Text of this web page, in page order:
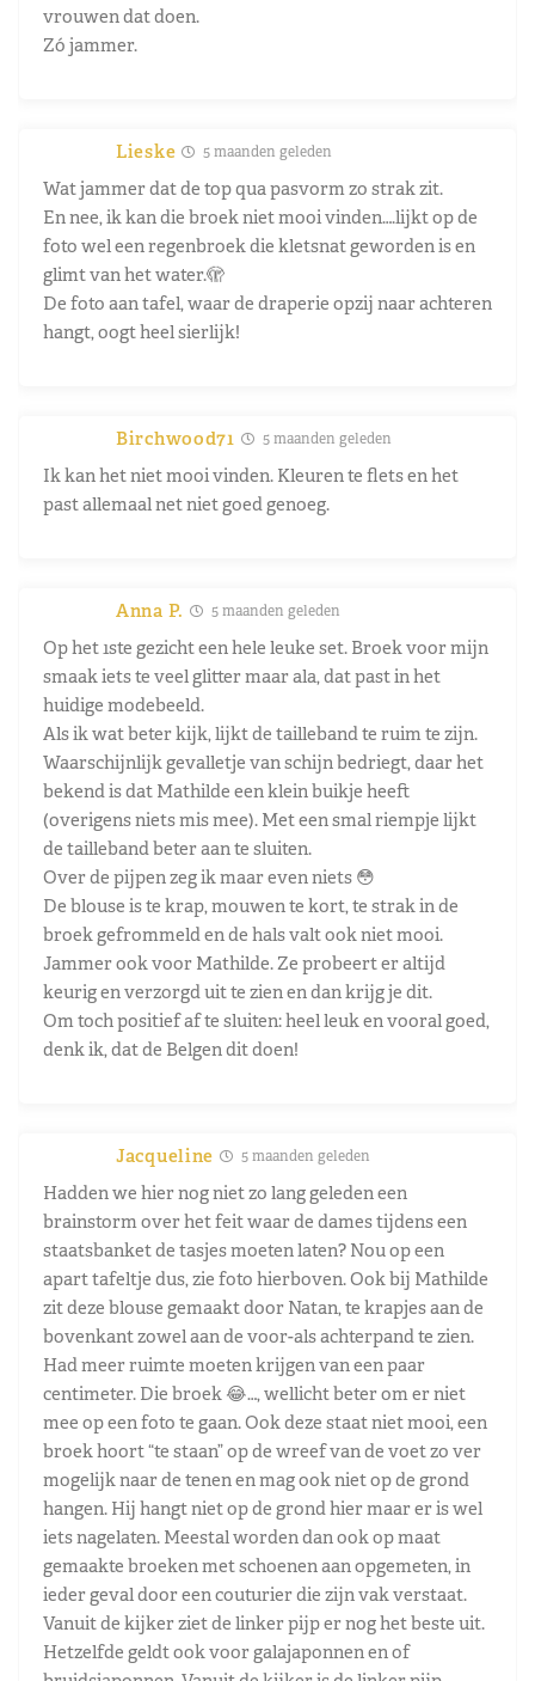
vrouwen dat doen.
Zó jammer.
Lieske 5 maanden geleden
Wat jammer dat de top qua pasvorm zo strak zit.
En nee, ik kan die broek niet mooi vinden….lijkt op de
foto wel een regenbroek die kletsnat geworden is en
glimt van het water.🫣
De foto aan tafel, waar de draperie opzij naar achteren
hangt, oogt heel sierlijk!
Birchwood71 5 maanden geleden
Ik kan het niet mooi vinden. Kleuren te flets en het
past allemaal net niet goed genoeg.
Anna P. 5 maanden geleden
Op het 1ste gezicht een hele leuke set. Broek voor mijn
smaak iets te veel glitter maar ala, dat past in het
huidige modebeeld.
Als ik wat beter kijk, lijkt de tailleband te ruim te zijn.
Waarschijnlijk gevalletje van schijn bedriegt, daar het
bekend is dat Mathilde een klein buikje heeft
(overigens niets mis mee). Met een smal riempje lijkt
de tailleband beter aan te sluiten.
Over de pijpen zeg ik maar even niets 😳
De blouse is te krap, mouwen te kort, te strak in de
broek gefrommeld en de hals valt ook niet mooi.
Jammer ook voor Mathilde. Ze probeert er altijd
keurig en verzorgd uit te zien en dan krijg je dit.
Om toch positief af te sluiten: heel leuk en vooral goed,
denk ik, dat de Belgen dit doen!
Jacqueline 5 maanden geleden
Hadden we hier nog niet zo lang geleden een
brainstorm over het feit waar de dames tijdens een
staatsbanket de tasjes moeten laten? Nou op een
apart tafeltje dus, zie foto hierboven. Ook bij Mathilde
zit deze blouse gemaakt door Natan, te krapjes aan de
bovenkant zowel aan de voor-als achterpand te zien.
Had meer ruimte moeten krijgen van een paar
centimeter. Die broek 😂…, wellicht beter om er niet
mee op een foto te gaan. Ook deze staat niet mooi, een
broek hoort “te staan” op de wreef van de voet zo ver
mogelijk naar de tenen en mag ook niet op de grond
hangen. Hij hangt niet op de grond hier maar er is wel
iets nagelaten. Meestal worden dan ook op maat
gemaakte broeken met schoenen aan opgemeten, in
ieder geval door een couturier die zijn vak verstaat.
Vanuit de kijker ziet de linker pijp er nog het beste uit.
Hetzelfde geldt ook voor galajaponnen en of